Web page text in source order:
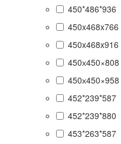
450*486*936
450x468x766
450x468x916
450х450×808
450х450×958
452*239*587
452*239*880
453*263*587